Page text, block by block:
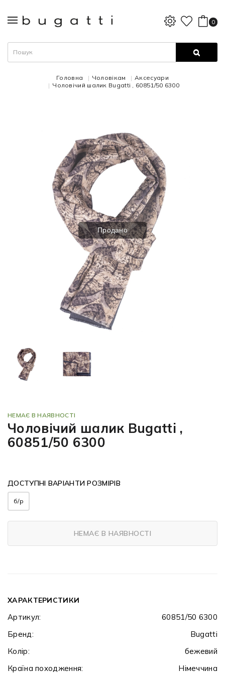
0
Головна Чоловікам
Аксесуари
Чоловічий шалик Bugatti , 60851/50 6300
Продано
НЕМАЄ В НАЯВНОСТІ
Чоловічий шалик Bugatti ,
60851/50 6300
ДОСТУПНІ ВАРІАНТИ РОЗМІРІВ
б/р
НЕМАЄ В НАЯВНОСТІ
ХАРАКТЕРИСТИКИ
Артикул:
60851/50 6300
Бренд:
Bugatti
Колір:
бежевий
Країна походження:
Німеччина